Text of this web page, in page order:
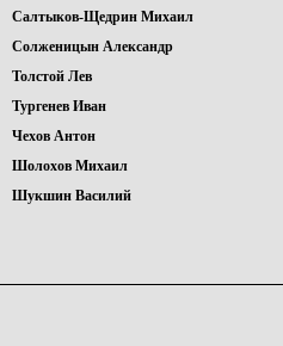
Салтыков-Щедрин Михаил
Солженицын Александр
Толстой Лев
Тургенев Иван
Чехов Антон
Шолохов Михаил
Шукшин Василий